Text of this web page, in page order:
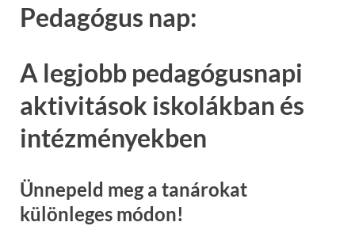
Pedagógus nap:
A legjobb pedagógusnapi
aktivitások iskolákban és
intézményekben
Ünnepeld meg a tanárokat
különleges módon!